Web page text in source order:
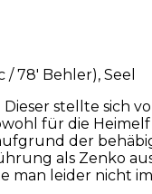
78′ Behler), Seel
stellte sich
für die
der
als Zenko
man leider nicht